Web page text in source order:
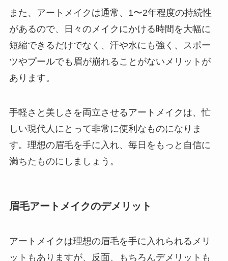
また、アートメイクは通常、1〜2年程度の持続性
があるので、日々のメイクにかける時間を大幅に
短縮できるだけでなく、汗や水にも強く、スポー
ツやプールでも眉が崩れることがないメリットが
あります。
手軽さと美しさを両立させるアートメイクは、忙
しい現代人にとって非常に便利なものになりま
す。理想の眉毛を手に入れ、毎日をもっと自信に
満ちたものにしましょう。
眉毛アートメイクのデメリット
アートメイクは理想の眉毛を手に入れられるメリ
ットもありますが、反面、もちろんデメリットも